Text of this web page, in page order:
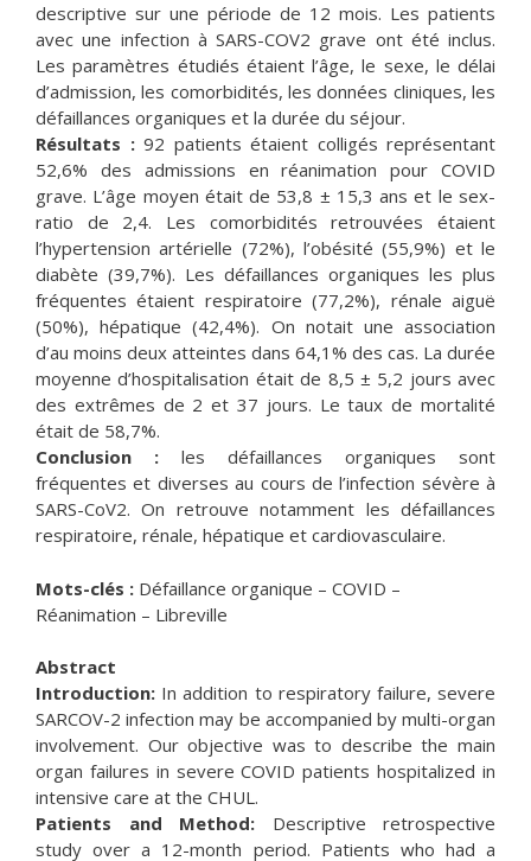
descriptive sur une période de 12 mois. Les patients
avec une infection à SARS-COV2 grave ont été inclus.
Les paramètres étudiés étaient l’âge, le sexe, le délai
d’admission, les comorbidités, les données cliniques, les
défaillances organiques et la durée du séjour.
Résultats :92 patients étaient colligés représentant
52,6% des admissions en réanimation pour COVID
grave. L’âge moyen était de 53,8 ± 15,3 ans et le sex-
ratio de 2,4. Les comorbidités retrouvées étaient
l’hypertension artérielle (72%), l’obésité (55,9%) et le
diabète (39,7%). Les défaillances organiques les plus
fréquentes étaient respiratoire (77,2%), rénale aiguë
(50%), hépatique (42,4%). On notait une association
d’au moins deux atteintes dans 64,1% des cas. La durée
moyenne d’hospitalisation était de 8,5 ± 5,2 jours avec
des extrêmes de 2 et 37 jours. Le taux de mortalité
était de 58,7%.
Conclusion : les défaillances organiques sont
fréquentes et diverses au cours de l’infection sévère à
SARS-CoV2. On retrouve notamment les défaillances
respiratoire, rénale, hépatique et cardiovasculaire.
Mots-clés : Défaillance organique – COVID –
Réanimation – Libreville
Abstract
Introduction: In addition to respiratory failure, severe
SARCOV-2 infection may be accompanied by multi-organ
involvement. Our objective was to describe the main
organ failures in severe COVID patients hospitalized in
intensive care at the CHUL.
Patients and Method: Descriptive retrospective
study over a 12-month period. Patients who had a